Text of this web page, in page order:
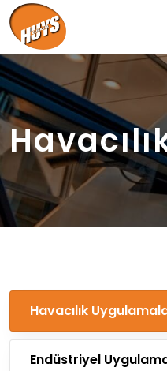
Havacılık
Endüstriyel